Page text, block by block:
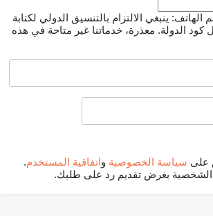
ينبغي الالتزام بالتنسيق الدولي لكتابة
كود الدولة. معذرة، خدماتنا غير متاحة في هذه
على سياسة الخصوصية واتفاقية المستخدم.
الشخصية بغرض تقديم رد على طلبك.